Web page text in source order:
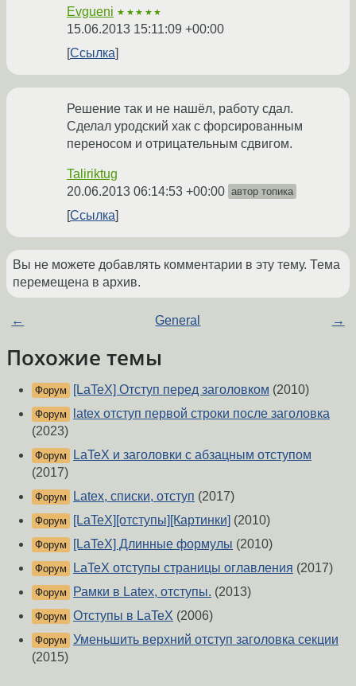
Evgueni ★★★★★
15.06.2013 15:11:09 +00:00
Ссылка
Решение так и не нашёл, работу сдал.
Сделал уродский хак с форсированным
переносом и отрицательным сдвигом.
Taliriktug
20.06.2013 06:14:53 +00:00 автор топика
Ссылка
Вы не можете добавлять комментарии в эту тему. Тема
перемещена в архив.
← General →
Похожие темы
Форум [LaTeX] Отступ перед заголовком (2010)
Форум
latex отступ первой строки после заголовка
(2023)
Форум
LaTeX и заголовки с абзацным отступом
(2017)
Форум Latex, списки, отступ (2017)
Форум [LaTeX][отступы][Картинки] (2010)
Форум [LaTeX] Длинные формулы (2010)
Форум LaTeX отступы страницы оглавления (2017)
Форум Рамки в Latex, отступы. (2013)
Форум Отступы в LaTeX (2006)
Форум Уменьшить верхний отступ заголовка секции
(2015)